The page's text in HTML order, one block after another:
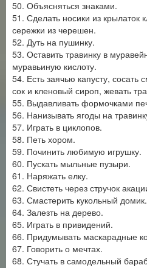
50. Объясняться знаками.
51. Сделать носики из крылаток
сережки из черешен.
52. Дуть на пушинку.
53. Оставить травинку в
муравьиную кислоту.
54. Есть заячью капусту, сосать
сок и кленовый сироп, жевать
55. Выдавливать формочками
56. Нанизывать ягоды на
57. Играть в циклопов.
58. Петь хором.
59. Починить любимую игрушку.
60. Пускать мыльные пузыри.
61. Наряжать елку.
62. Свистеть через стручок
63. Смастерить кукольный домик.
64. Залезть на дерево.
65. Играть в привидений.
66. Придумывать маскарадные
67. Говорить о мечтах.
68. Стучать в самодельный